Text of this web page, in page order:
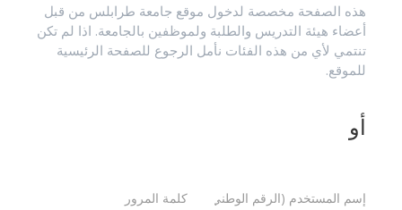
هذه الصفحة مخصصة لدخول موقع جامعة طرابلس من قبل
أعضاء هيئة التدريس والطلبة ولموظفين بالجامعة. اذا لم تكن
تنتمي لأي من هذه الفئات نأمل الرجوع للصفحة الرئيسية
للموقع.
أو